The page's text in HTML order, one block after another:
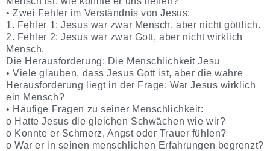
• Zwei Fehler im Verständnis von Jesus:
1. Fehler 1: Jesus war zwar Mensch, aber nicht göttlich.
2. Fehler 2: Jesus war zwar Gott, aber nicht wirklich
Mensch.
Die Herausforderung: Die Menschlichkeit Jesu
• Viele glauben, dass Jesus Gott ist, aber die wahre
Herausforderung liegt in der Frage: War Jesus wirklich
ein Mensch?
• Häufige Fragen zu seiner Menschlichkeit:
o Hatte Jesus die gleichen Schwächen wie wir?
o Konnte er Schmerz, Angst oder Trauer fühlen?
o War er in seinen menschlichen Erfahrungen begrenzt?